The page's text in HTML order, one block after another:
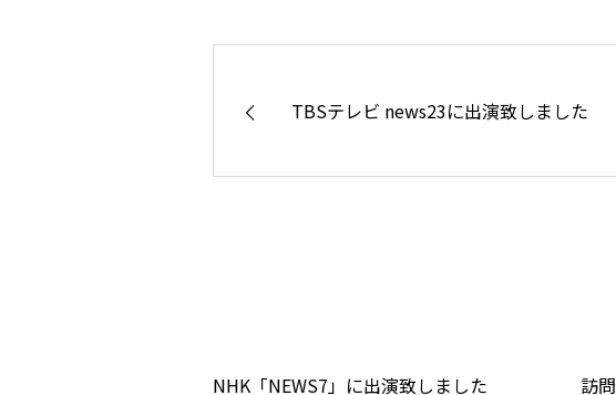
TBSテレビ news23に出演致しました
NHK「NEWS7」に出演致しました
訪